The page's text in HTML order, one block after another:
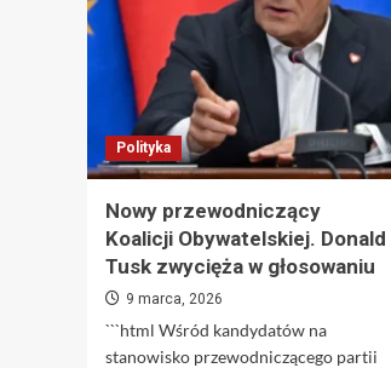
nowa
zapowiedź
dostępna
4.
Przygoda
świecie
Things
trwa!
Zobacz
animacji
5.
po
zaledwie
dziewięciu
Polityka
Nowy przewodniczący
Koalicji Obywatelskiej. Donald
Tusk zwycięża w głosowaniu
9 marca, 2026
```html Wśród kandydatów na
stanowisko przewodniczącego partii